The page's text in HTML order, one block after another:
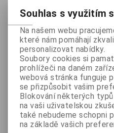
Bixolon SLP-
USB, Ethernet
Výrobce: BIXOLON
Záruka (měsíců): 24
Termotransferová
+ Ethernet, barva tmavě
Vaše
Souhlas s využitím
Na našem webu
které nám pomáhají
personalizovat nabídky.
Soubory cookies si
prohlížeči na daném
webová stránka funguje
se přizpůsobit vašim
Blokování některých
na vaši uživatelskou
také nebudeme schopni
na základě vašich